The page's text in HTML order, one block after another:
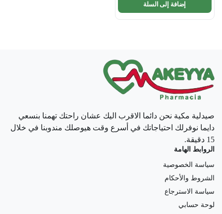
إضافة إلى السلة
صيدلية مكية نحن دائما الاقرب اليك عشان راحتك تهمنا بنسعي
دايما نوفرلك احتياجاتك في أسرع وقت هيوصلك مندوبنا في خلال
15 دقيقة.
الروابط الهامة
سياسة الخصوصية
الشروط والأحكام
سياسة الاسترجاع
لوحة حسابي